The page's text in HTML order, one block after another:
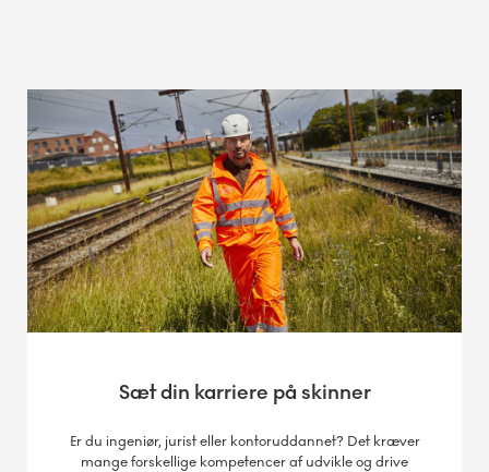
Sæt din karriere på skinner
Er du ingeniør, jurist eller kontoruddannet? Det kræver
mange forskellige kompetencer af udvikle og drive